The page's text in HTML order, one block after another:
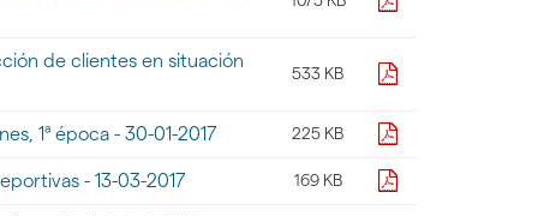
de clientes en situación
533 KB pdf
1ª época - 30-01-2017 225 KB pdf
- 13-03-2017 169 KB pdf